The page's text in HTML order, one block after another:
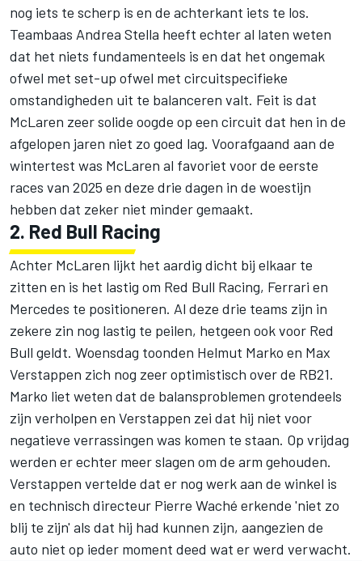
nog iets te scherp is en de achterkant iets te los.
Teambaas Andrea Stella heeft echter al laten weten
dat het niets fundamenteels is en dat het ongemak
ofwel met set-up ofwel met circuitspecifieke
omstandigheden uit te balanceren valt. Feit is dat
McLaren zeer solide oogde op een circuit dat hen in de
afgelopen jaren niet zo goed lag. Voorafgaand aan de
wintertest was McLaren al favoriet voor de eerste
races van 2025 en deze drie dagen in de woestijn
hebben dat zeker niet minder gemaakt.
2. Red Bull Racing
Achter McLaren lijkt het aardig dicht bij elkaar te
zitten en is het lastig om Red Bull Racing, Ferrari en
Mercedes te positioneren. Al deze drie teams zijn in
zekere zin nog lastig te peilen, hetgeen ook voor Red
Bull geldt. Woensdag toonden Helmut Marko en Max
Verstappen zich nog zeer optimistisch over de RB21.
Marko liet weten dat de balansproblemen grotendeels
zijn verholpen en Verstappen zei dat hij niet voor
negatieve verrassingen was komen te staan. Op vrijdag
werden er echter meer slagen om de arm gehouden.
Verstappen vertelde dat er nog werk aan de winkel is
en technisch directeur Pierre Waché erkende 'niet zo
blij te zijn' als dat hij had kunnen zijn, aangezien de
auto niet op ieder moment deed wat er werd verwacht.